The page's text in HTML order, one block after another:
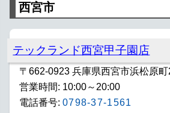
西宮市
テックランド西宮甲子園店
〒662-0923 兵庫県西宮市浜松原町
営業時間: 10:00～20:00
電話番号: 0798-37-1561